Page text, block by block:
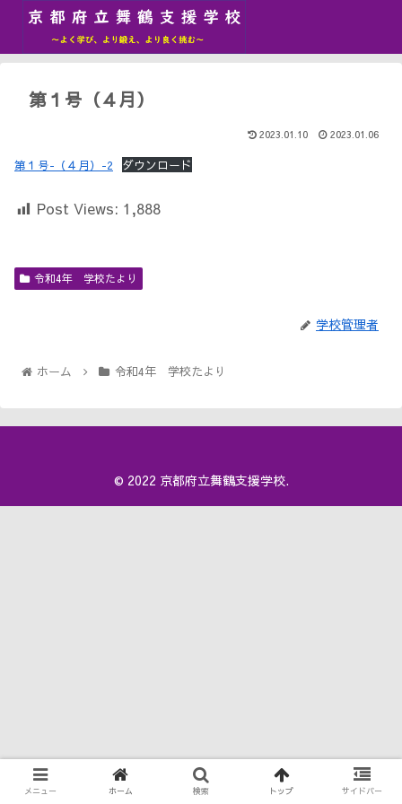
第１号（４月）
2023.01.10 2023.01.06
第１号-（４月）-2 ダウンロード
Post Views: 1,888
令和4年 学校たより
学校管理者
ホーム 令和4年 学校たより
© 2022 京都府立舞鶴支援学校.
メニュー ホーム 検索 トップ サイドバー